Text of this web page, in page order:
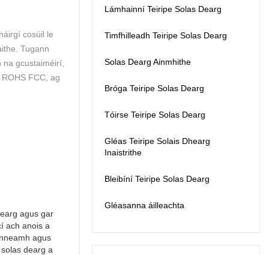
cosúil le
Tugann
gcustaiméirí,
FCC, ag
agus gar
ach anois a
agus
dearg a
agus a chríochnaigh
teiripe solais Dearg
Kinreen Ideal le
gruaige, faoiseamh
Monarcha, Teastas:
Lámhainní Teiripe Solas Dearg
Timfhilleadh Teiripe Solas Dearg
Solas Dearg Ainmhithe
Bróga Teiripe Solas Dearg
Tóirse Teiripe Solas Dearg
Gléas Teiripe Solais Dhearg
Inaistrithe
Bleibíní Teiripe Solas Dearg
Gléasanna áilleachta